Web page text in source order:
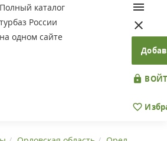
Полный каталог
турбаз России
на одном сайте